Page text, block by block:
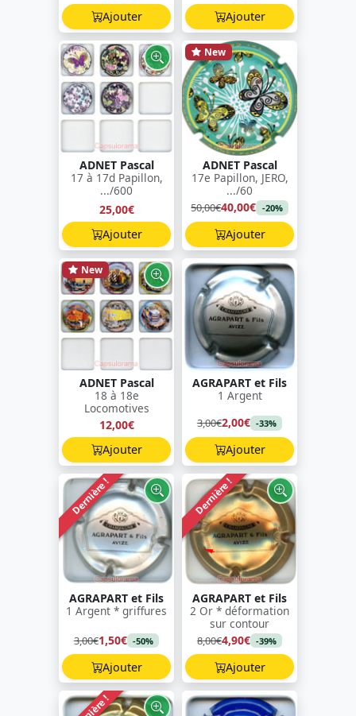
Ajouter
Ajouter
ADNET Pascal
17 à 17d Papillon,
.../600
25,00€
Ajouter
New
ADNET Pascal
17e Papillon, JERO,
.../60
50,00€40,00€ -20%
Ajouter
New
ADNET Pascal
18 à 18e
Locomotives
12,00€
Ajouter
AGRAPART et Fils
1 Argent
3,00€2,00€ -33%
Ajouter
Dernière !
AGRAPART et Fils
1 Argent * griffures
3,00€1,50€ -50%
Ajouter
Dernière !
AGRAPART et Fils
2 Or * déformation
sur contour
8,00€4,90€ -39%
Ajouter